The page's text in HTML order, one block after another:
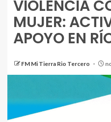
VIOLENCIA
MUJER:
APOYO EN
FM Mi Tierra Rio Tercero